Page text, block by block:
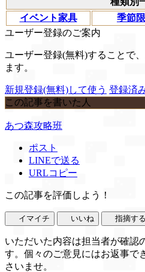
イベント家具
季節
ユーザー登録のご案内
ユーザー登録(無料)することで
ます。
新規登録(無料)して使う 登録済
この記事を書いた人
あつ森攻略班
ポスト
LINEで送る
URLコピー
この記事を評価しよう！
イマイチ いいね 指摘する
いただいた内容は担当者が確認
す。個々のご意見にはお返事で
さいませ。